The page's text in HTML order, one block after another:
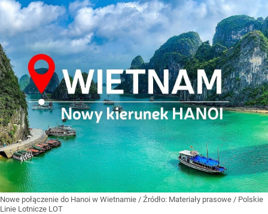
Nowe połączenie do Hanoi w Wietnamie / Źródło: Materiały prasowe / Polskie
Linie Lotnicze LOT